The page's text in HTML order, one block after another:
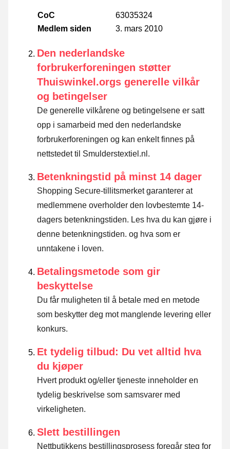
CoC
63035324
Medlem siden
3. mars 2010
Den nederlandske
forbrukerforeningen støtter
Thuiswinkel.orgs generelle vilkår
og betingelser
De generelle vilkårene og betingelsene er satt
opp i samarbeid med den nederlandske
forbrukerforeningen og kan enkelt finnes på
nettstedet til Smulderstextiel.nl.
Betenkningstid på minst 14 dager
Shopping Secure-tillitsmerket garanterer at
medlemmene overholder den lovbestemte 14-
dagers betenkningstiden. Les hva du kan gjøre i
denne betenkningstiden. og hva som er
unntakene i loven.
Betalingsmetode som gir
beskyttelse
Du får muligheten til å betale med en metode
som beskytter deg mot manglende levering eller
konkurs.
Et tydelig tilbud: Du vet alltid hva
du kjøper
Hvert produkt og/eller tjeneste inneholder en
tydelig beskrivelse som samsvarer med
virkeligheten.
Slett bestillingen
Nettbutikkens bestillingsprosess foregår steg for